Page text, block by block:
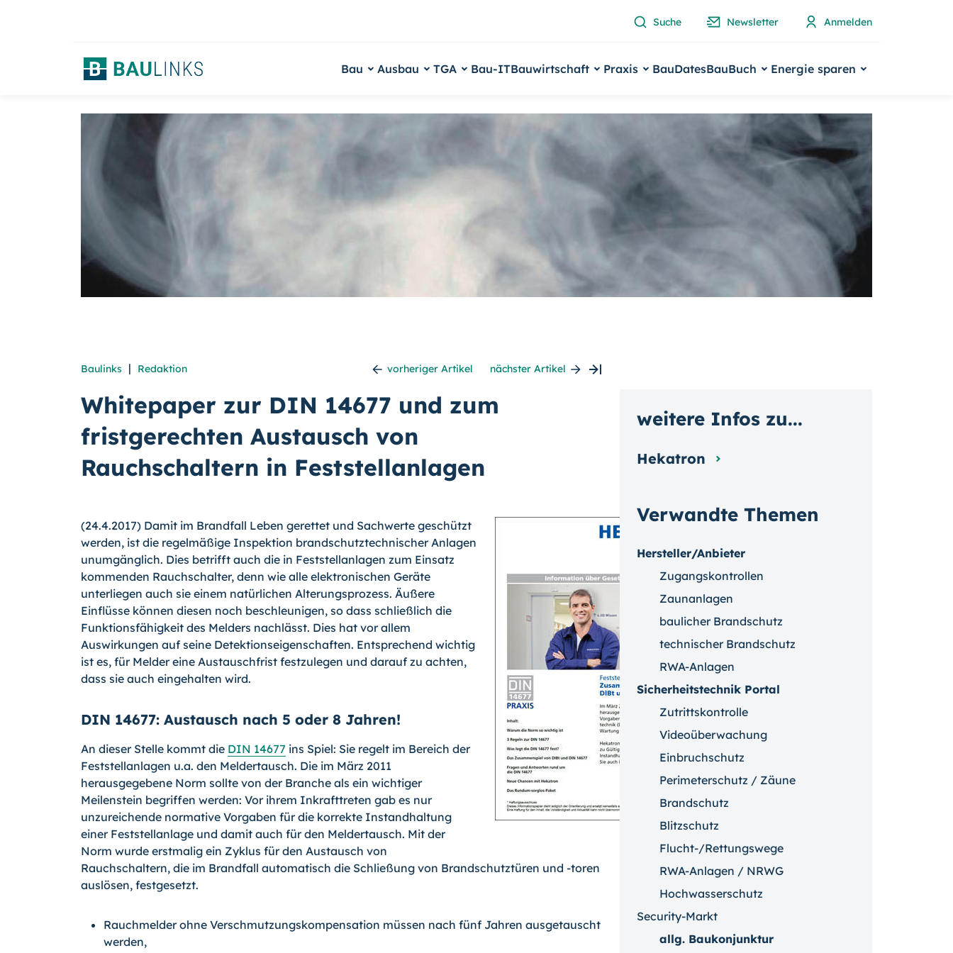
Suche Newsletter Anmelden
Bau Ausbau TGA Bau-ITBauwirtschaft Praxis BauDatesBauBuch Energie sparen
Baulinks | Redaktion vorheriger Artikel nächster Artikel
Whitepaper zur DIN 14677 und zum
fristgerechten Austausch von
Rauchschaltern in Feststellanlagen
(24.4.2017) Damit im Brandfall Leben gerettet und Sachwerte geschützt
werden, ist die regelmäßige Inspektion brandschutztechnischer Anlagen
unumgänglich. Dies betrifft auch die in Feststellanlagen zum Einsatz
kommenden Rauchschalter, denn wie alle elektronischen Geräte
unterliegen auch sie einem natürlichen Alterungsprozess. Äußere
Einflüsse können diesen noch beschleunigen, so dass schließlich die
Funktionsfähigkeit des Melders nachlässt. Dies hat vor allem
Auswirkungen auf seine Detektionseigenschaften. Entsprechend wichtig
ist es, für Melder eine Austauschfrist festzulegen und darauf zu achten,
dass sie auch eingehalten wird.
DIN 14677: Austausch nach 5 oder 8 Jahren!
An dieser Stelle kommt die DIN 14677 ins Spiel: Sie regelt im Bereich der
Feststellanlagen u.a. den Meldertausch. Die im März 2011
herausgegebene Norm sollte von der Branche als ein wichtiger
Meilenstein begriffen werden: Vor ihrem Inkrafttreten gab es nur
unzureichende normative Vorgaben für die korrekte Instandhaltung
einer Feststellanlage und damit auch für den Meldertausch. Mit der
Norm wurde erstmalig ein Zyklus für den Austausch von
Rauchschaltern, die im Brandfall automatisch die Schließung von Brandschutztüren und -toren
auslösen, festgesetzt.
Rauchmelder ohne Verschmutzungskompensation müssen nach fünf Jahren ausgetauscht
werden,
Verwandte Themen
Hersteller/Anbieter
Zugangskontrollen
Zaunanlagen
baulicher Brandschutz
technischer Brandschutz
RWA-Anlagen
Sicherheitstechnik Portal
Zutrittskontrolle
Videoüberwachung
Einbruchschutz
Perimeterschutz / Zäune
Brandschutz
Blitzschutz
Flucht-/Rettungswege
RWA-Anlagen / NRWG
Hochwasserschutz
Security-Markt
allg. Baukonjunktur
weitere Infos zu...
Hekatron